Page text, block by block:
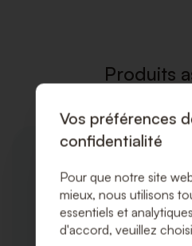
Produits
Vos préférences
confidentialité
Pour que notre site
mieux, nous utilisons
essentiels et
d'accord, veuillez